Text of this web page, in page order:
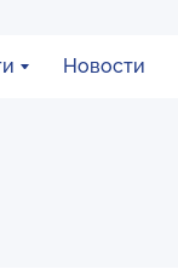
Новости